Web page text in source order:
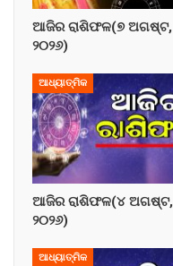
ଆଜିର ରାଶିଫଳ(୭ ଅଗଷ୍ଟ,
୨୦୨୬)
ଆଧ୍ୟାତ୍ମିକ
ଆଜିର ରାଶିଫଳ(୪ ଅଗଷ୍ଟ,
୨୦୨୬)
ଆଧ୍ୟାତ୍ମିକ